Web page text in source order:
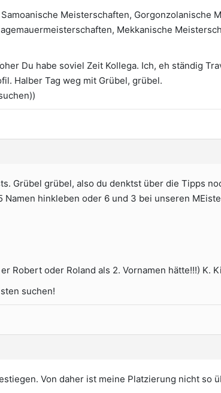
Meisterschaften, Gorgonzolanische
Mekkanische
Du habe soviel Zeit Kollega. Ich, eh ständig
Halber Tag weg mit Grübel, grübel.
Grübel grübel, also du denktst über die Tipps
hinkleben oder 6 und 3 bei unseren
Robert oder Roland als 2. Vornamen hätte!!!) K.
suchen!
Von daher ist meine Platzierung nicht so